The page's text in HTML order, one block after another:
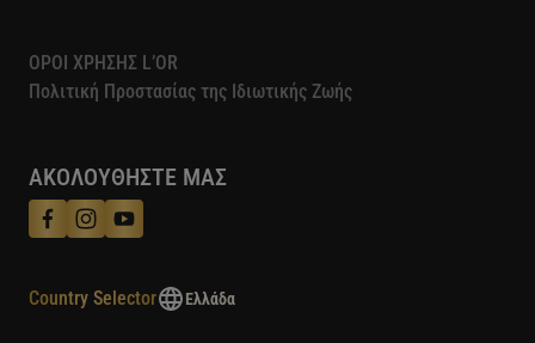
ΟΡΟΙ ΧΡΗΣΗΣ L’OR
Πολιτική Προστασίας της Ιδιωτικής Ζωής​
ΑΚΟΛΟΥΘΗΣΤΕ ΜΑΣ
Country Selector Ελλάδα